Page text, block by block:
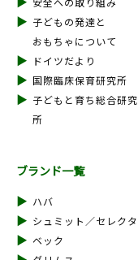
子どもの発達と
おもちゃについて
ドイツだより
国際臨床保育研究所
子どもと育ち総合研究
所
ブランド一覧
ハバ
シュミット／セレクタ
ベック